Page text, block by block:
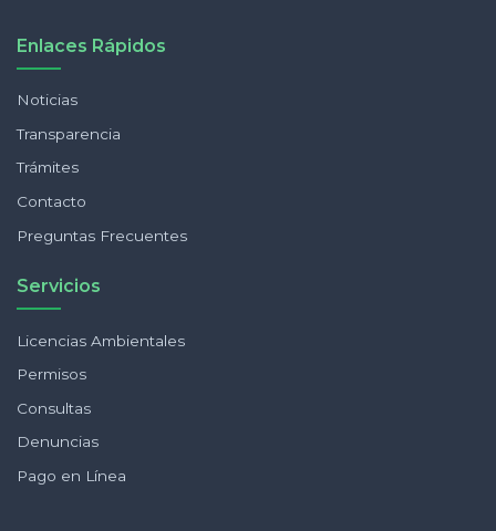
Enlaces Rápidos
Noticias
Transparencia
Trámites
Contacto
Preguntas Frecuentes
Servicios
Licencias Ambientales
Permisos
Consultas
Denuncias
Pago en Línea